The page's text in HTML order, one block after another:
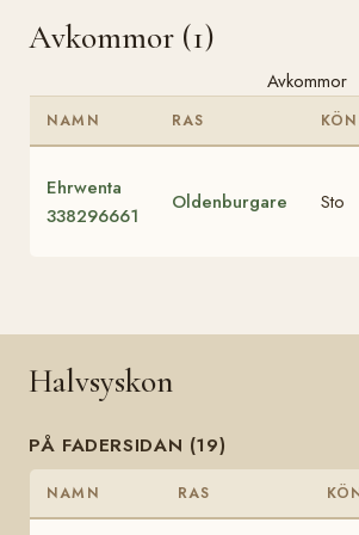
Avkommor (1)
Avkommor
NAMN RAS KÖN
Ehrwenta
338296661
Oldenburgare Sto
Halvsyskon
PÅ FADERSIDAN (19)
NAMN RAS